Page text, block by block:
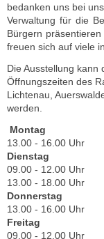
bedanken uns bei
Verwaltung für die
Bürgern
freuen sich auf viele
Die Ausstellung kann
Öffnungszeiten des
Lichtenau,
werden.
Montag
13.00 - 16.00 Uhr
Dienstag
09.00 - 12.00 Uhr
13.00 - 18.00 Uhr
Donnerstag
13.00 - 16.00 Uhr
Freitag
09.00 - 12.00 Uhr